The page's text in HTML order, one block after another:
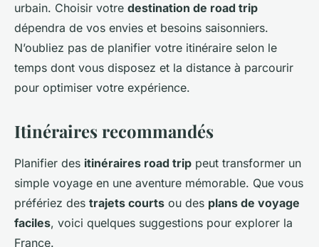
urbain. Choisir votre destination de road trip
dépendra de vos envies et besoins saisonniers.
N’oubliez pas de planifier votre itinéraire selon le
temps dont vous disposez et la distance à parcourir
pour optimiser votre expérience.
Itinéraires recommandés
Planifier des itinéraires road trip peut transformer un
simple voyage en une aventure mémorable. Que vous
préfériez des trajets courts ou des plans de voyage
faciles, voici quelques suggestions pour explorer la
France.